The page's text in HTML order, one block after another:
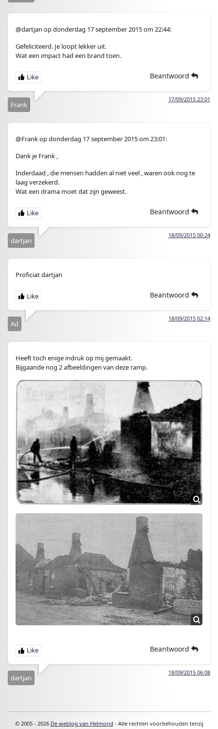
@dartjan op donderdag 17 september 2015 om 22:44:
Gefeliciteerd. Je loopt lekker uit.
Wat een impact had een brand toen.
Beantwoord
17/09/2015 23:01
Frank
@Frank op donderdag 17 september 2015 om 23:01:
Dank je Frank ,
Inderdaad , die mensen hadden al niet veel , waren ook nog te
laag verzekerd.
Wat een drama moet dat zijn geweest.
Beantwoord
18/09/2015 00:24
dartjan
Proficiat dartjan
Beantwoord
18/09/2015 02:14
Ad
Heeft toch enige indruk op mij gemaakt.
Bijgaande nog 2 afbeeldingen van deze ramp.
Beantwoord
18/09/2015 06:08
dartjan
© 2005 - 2026 De weblog van Helmond - Alle rechten voorbehouden tenzij